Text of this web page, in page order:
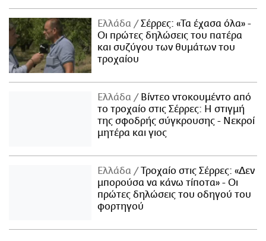
Ελλάδα
Σέρρες: «Τα έχασα όλα» -
Οι πρώτες δηλώσεις του πατέρα
και συζύγου των θυμάτων του
τροχαίου
Ελλάδα
Βίντεο ντοκουμέντο από
το τροχαίο στις Σέρρες: Η στιγμή
της σφοδρής σύγκρουσης - Νεκροί
μητέρα και γιος
Ελλάδα
Τροχαίο στις Σέρρες: «Δεν
μπορούσα να κάνω τίποτα» - Οι
πρώτες δηλώσεις του οδηγού του
φορτηγού